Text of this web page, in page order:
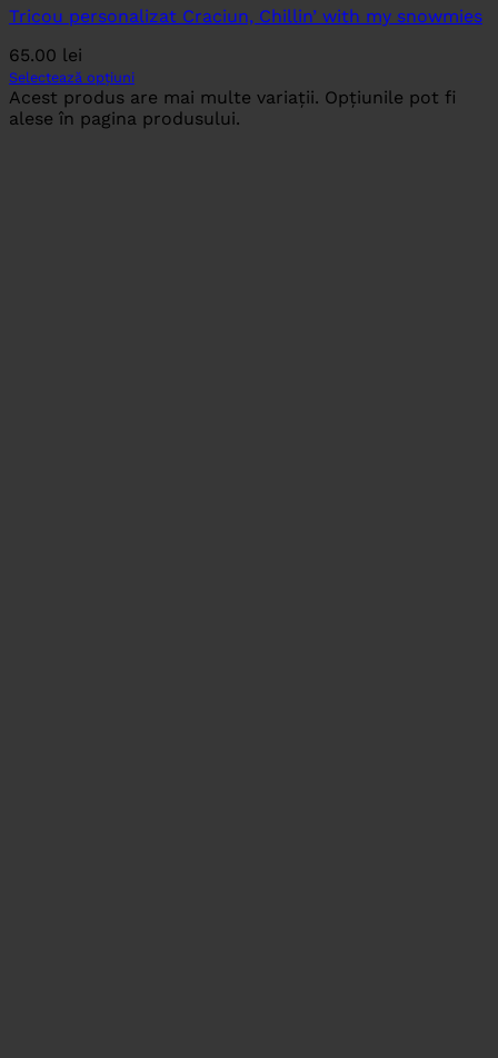
Tricou personalizat Craciun, Chillin’ with my snowmies
65.00 lei
Selectează opțiuni
Acest produs are mai multe variații. Opțiunile pot fi
alese în pagina produsului.